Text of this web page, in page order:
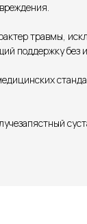
травмы,
поддержку без